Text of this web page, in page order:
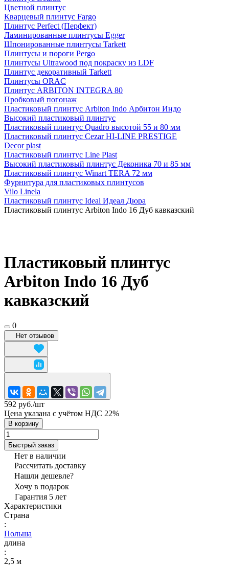
Цветной плинтус
Кварцевый плинтус Fargo
Плинтус Perfect (Перфект)
Ламинированные плинтусы Egger
Шпонированные плинтусы Tarkett
Плинтусы и пороги Pergo
Плинтусы Ultrawood под покраску из LDF
Плинтус декоративный Tarkett
Плинтусы ORAC
Плинтус ARBITON INTEGRA 80
Пробковый погонаж
Пластиковый плинтус Arbiton Indo Арбитон Индо
Высокий пластиковый плинтус
Пластиковый плинтус Quadro высотой 55 и 80 мм
Пластиковый плинтус Cezar HI-LINE PRESTIGE
Decor plast
Пластиковый плинтус Line Plast
Высокий пластиковый плинтус Деконика 70 и 85 мм
Пластиковый плинтус Winart TERA 72 мм
Фурнитура для пластиковых плинтусов
Vilo Linela
Пластиковый плинтус Ideal Идеал Дюра
Пластиковый плинтус Arbiton Indo 16 Дуб кавказский
Пластиковый плинтус
Arbiton Indo 16 Дуб
кавказский
0
Нет отзывов
592 руб./шт
Цена указана с учётом НДС 22%
В корзину
Быстрый заказ
Нет в наличии
Рассчитать доставку
Нашли дешевле?
Хочу в подарок
Гарантия 5 лет
Характеристики
Страна
:
Польша
длина
:
2,5 м